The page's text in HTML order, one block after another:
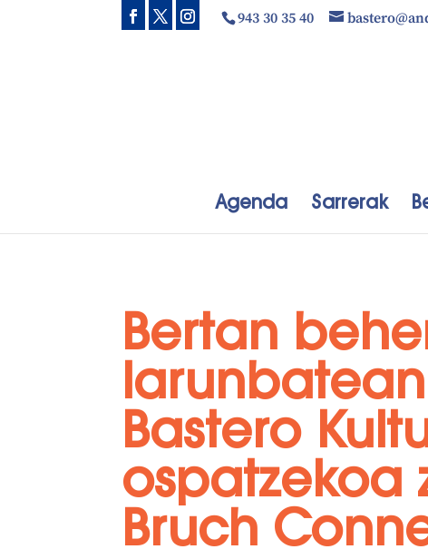
943 30 35 40
Agenda Sarrerak
Bertan
Bastero
ospatzekoa
Bruch